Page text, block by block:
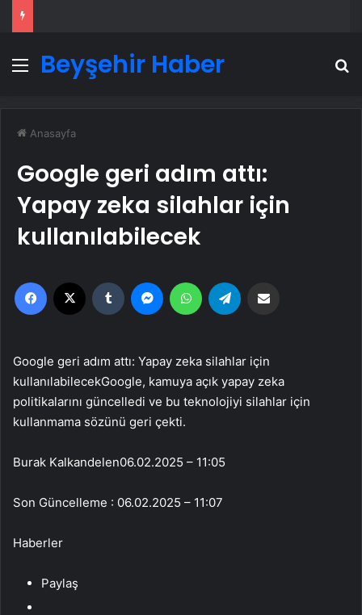
Menü
Beyşehir Haber
Anasayfa
Google geri adım attı:
Yapay zeka silahlar için
kullanılabilecek
Facebook Tumblr MessengerWhatsApp
Google geri adım attı: Yapay zeka silahlar için
kullanılabilecekGoogle, kamuya açık yapay zeka
politikalarını güncelledi ve bu teknolojiyi silahlar için
kullanmama sözünü geri çekti.
Burak Kalkandelen06.02.2025 – 11:05
Son Güncelleme : 06.02.2025 – 11:07
Haberler
Paylaş